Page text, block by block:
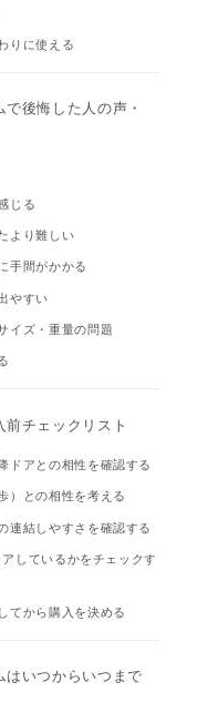
りに使える
後悔した人の声・
じる
より難しい
手間がかかる
やすい
イズ・重量の問題
チェックリスト
ドアとの相性を確認する
）との相性を考える
連結しやすさを確認する
しているかをチェックす
てから購入を決める
はいつからいつまで